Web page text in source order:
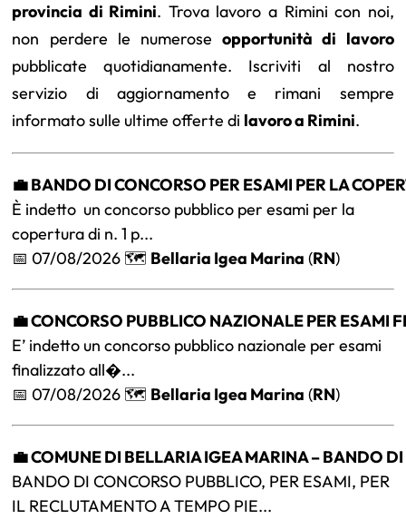
provincia di Rimini. Trova lavoro a Rimini con noi,
non perdere le numeroseopportunità di lavoro
pubblicate quotidianamente. Iscriviti al nostro
servizio di aggiornamento e rimani sempre
informato sulle ultime offerte di lavoro a Rimini.
💼 BANDO DI CONCORSO PER ESAMI PER LA
È indetto un concorso pubblico per esami per la
copertura di n. 1 p...
📅 07/08/2026 🗺️ Bellaria Igea Marina (RN)
💼 CONCORSO PUBBLICO NAZIONALE PER ESAMI
E’ indetto un concorso pubblico nazionale per esami
finalizzato all�...
📅 07/08/2026 🗺️ Bellaria Igea Marina (RN)
💼 COMUNE DI BELLARIA IGEA MARINA – BANDO
BANDO DI CONCORSO PUBBLICO, PER ESAMI, PER
IL RECLUTAMENTO A TEMPO PIE...